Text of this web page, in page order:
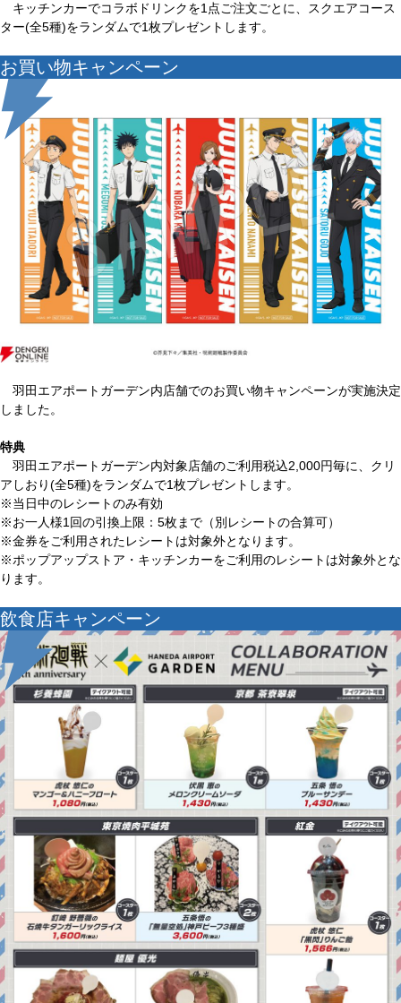
キッチンカーでコラボドリンクを1点ご注文ごとに、スクエアコース
ター(全5種)をランダムで1枚プレゼントします。
お買い物キャンペーン
羽田エアポートガーデン内店舗でのお買い物キャンペーンが実施決定
しました。
特典
羽田エアポートガーデン内対象店舗のご利用税込2,000円毎に、クリ
アしおり(全5種)をランダムで1枚プレゼントします。
※当日中のレシートのみ有効
※お一人様1回の引換上限：5枚まで（別レシートの合算可）
※金券をご利用されたレシートは対象外となります。
※ポップアップストア・キッチンカーをご利用のレシートは対象外とな
ります。
飲食店キャンペーン